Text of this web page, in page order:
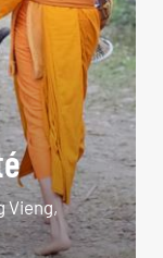
Vieng,